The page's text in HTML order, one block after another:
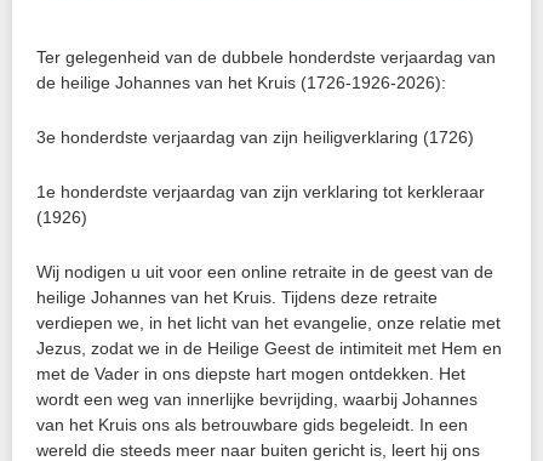
Ter gelegenheid van de dubbele honderdste verjaardag van
de heilige Johannes van het Kruis (1726-1926-2026):
3e honderdste verjaardag van zijn heiligverklaring (1726)
1e honderdste verjaardag van zijn verklaring tot kerkleraar
(1926)
Wij nodigen u uit voor een online retraite in de geest van de
heilige Johannes van het Kruis. Tijdens deze retraite
verdiepen we, in het licht van het evangelie, onze relatie met
Jezus, zodat we in de Heilige Geest de intimiteit met Hem en
met de Vader in ons diepste hart mogen ontdekken. Het
wordt een weg van innerlijke bevrijding, waarbij Johannes
van het Kruis ons als betrouwbare gids begeleidt. In een
wereld die steeds meer naar buiten gericht is, leert hij ons